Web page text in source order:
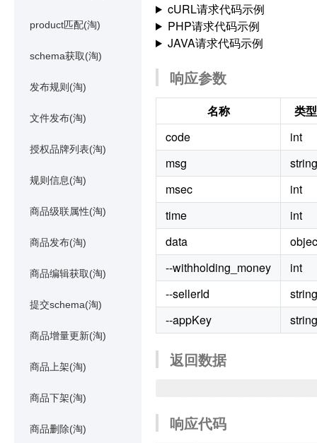
product匹配(淘)
schema获取(淘)
发布规则(淘)
文件发布(淘)
授权品牌列表(淘)
规则信息(淘)
商品级联属性(淘)
商品发布(淘)
商品编辑获取(淘)
提交schema(淘)
商品增量更新(淘)
商品上架(淘)
商品下架(淘)
商品删除(淘)
cURL请求代码示例
PHP请求代码示例
JAVA请求代码示例
响应参数
名称
类型
code
int
msg
string
msec
int
time
int
data
--withholding_money
int
--sellerId
string
--appKey
string
返回数据
响应代码